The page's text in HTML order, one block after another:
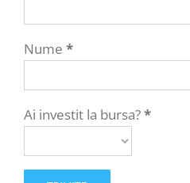
Nume *
Ai investit la bursa?*